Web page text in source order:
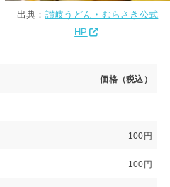
出典： 讃岐うどん・むらさき公式
HP
価格（税込）
100円
100円